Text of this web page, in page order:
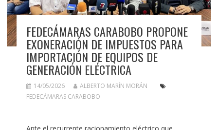
FEDECÁMARAS CARABOBO PROPONE
EXONERACIÓN DE IMPUESTOS PARA
IMPORTACIÓN DE EQUIPOS DE
GENERACIÓN ELÉCTRICA
14/05/2026
ALBERTO MARÍN MORÁN
FEDECÁMARAS CARABOBO